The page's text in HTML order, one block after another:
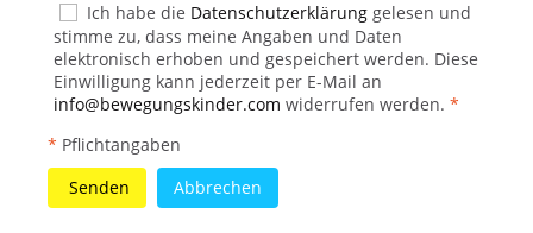
Ich habe die Datenschutzerklärung gelesen und
stimme zu, dass meine Angaben und Daten
elektronisch erhoben und gespeichert werden. Diese
Einwilligung kann jederzeit per E-Mail an
info@bewegungskinder.com widerrufen werden. *
* Pflichtangaben
Senden
Abbrechen